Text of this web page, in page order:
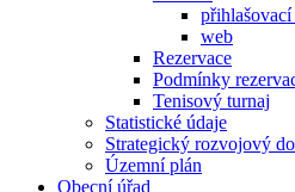
přihlašovací
web
Rezervace
Podmínky
Tenisový turnaj
Statistické údaje
Strategický rozvojový
Územní plán
Obecní úřad